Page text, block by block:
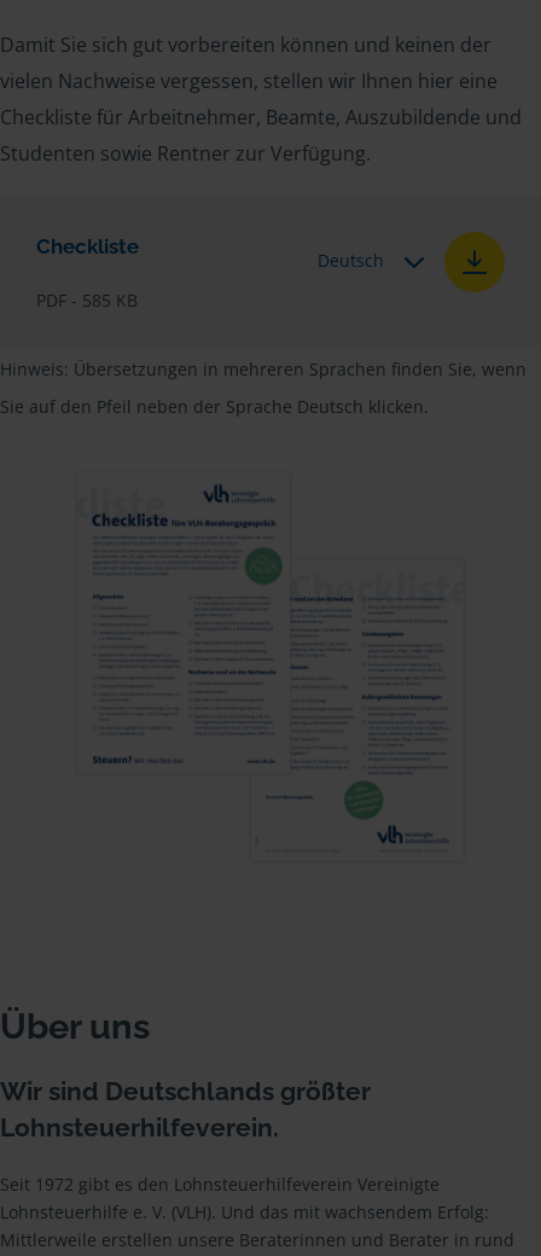
Damit Sie sich gut vorbereiten können und keinen der
vielen Nachweise vergessen, stellen wir Ihnen hier eine
Checkliste für Arbeitnehmer, Beamte, Auszubildende und
Studenten sowie Rentner zur Verfügung.
Checkliste
PDF - 585 KB
Deutsch
Hinweis: Übersetzungen in mehreren Sprachen finden Sie, wenn
Sie auf den Pfeil neben der Sprache Deutsch klicken.
Über uns
Wir sind Deutschlands größter
Lohnsteuerhilfeverein.
Seit 1972 gibt es den Lohnsteuerhilfeverein Vereinigte
Lohnsteuerhilfe e. V. (VLH). Und das mit wachsendem Erfolg:
Mittlerweile erstellen unsere Beraterinnen und Berater in rund